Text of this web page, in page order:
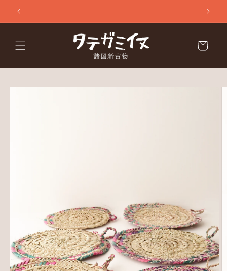
ンツに
進む
ー
商品情